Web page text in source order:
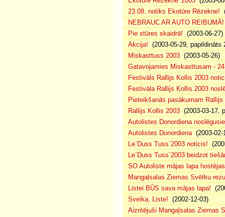
23.08. notiks Ekotūre Rēzekne!
NEBRAUC AR AUTO REIBUMĀ!
Pie stūres skaidrā! (2003-06-27)
Akcija! (2003-05-29, papildināts
Miskasttuss 2003 (2003-05-26)
Gatavojamies Miskasttusam -
Festivāls Rallijs Kollis 2003
Festivāla Rallijs Kollis 2003
Pieteikšanās pasākumam
Rallijs Kollis 2003 (2003-03-17,
Autolistes Donordiena
Autolistes Donordiena(2003-02-
Le`Duss Tuss`2003 noticis!
Le`Duss Tuss`2003 beidzot
SO Autoliste mājas lapa
Mangaļsalas Ziemas Svētku
Listei BŪS sava mājas lapa!
Sveika, Liste! (2002-12-03)
Aizritējuši Mangaļsalas Ziemas